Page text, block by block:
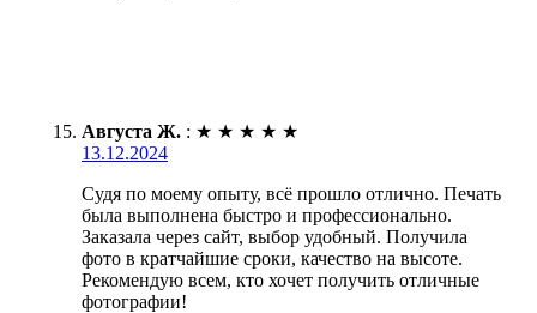
Августа Ж. : ★ ★ ★ ★ ★
13.12.2024
Судя по моему опыту, всё прошло отлично. Печать
была выполнена быстро и профессионально.
Заказала через сайт, выбор удобный. Получила
фото в кратчайшие сроки, качество на высоте.
Рекомендую всем, кто хочет получить отличные
фотографии!